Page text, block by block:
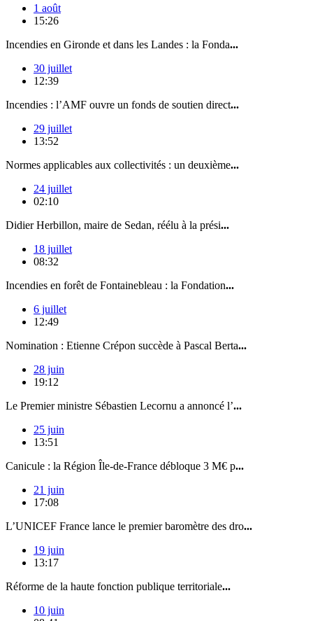
1 août
15:26
Incendies en Gironde et dans les Landes : la Fonda...
30 juillet
12:39
Incendies : l’AMF ouvre un fonds de soutien direct...
29 juillet
13:52
Normes applicables aux collectivités : un deuxième...
24 juillet
02:10
Didier Herbillon, maire de Sedan, réélu à la prési...
18 juillet
08:32
Incendies en forêt de Fontainebleau : la Fondation...
6 juillet
12:49
Nomination : Etienne Crépon succède à Pascal Berta...
28 juin
19:12
Le Premier ministre Sébastien Lecornu a annoncé l’...
25 juin
13:51
Canicule : la Région Île-de-France débloque 3 M€ p...
21 juin
17:08
L’UNICEF France lance le premier baromètre des dro...
19 juin
13:17
Réforme de la haute fonction publique territoriale...
10 juin